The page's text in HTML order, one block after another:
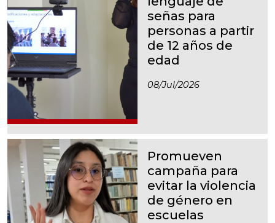
señas para
personas a partir
de 12 años de
edad
08/jul/2026
Promueven
campaña para
evitar la violencia
de género en
escuelas